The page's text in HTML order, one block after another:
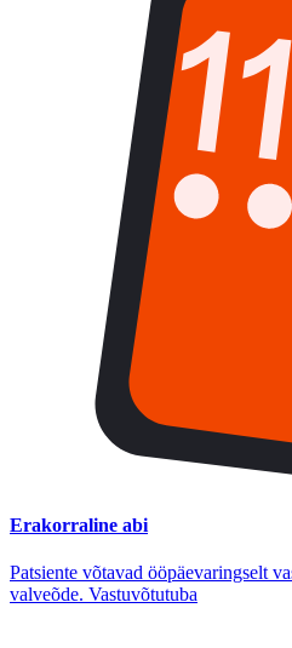
Erakorraline abi
Patsiente võtavad ööpäevaringselt
valveõde. Vastuvõtutuba